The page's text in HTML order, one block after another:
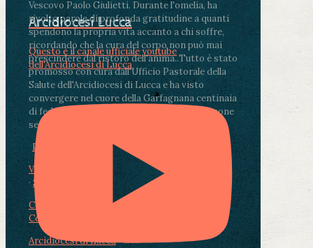
Vescovo Paolo Giulietti. Durante l'omelia, ha
rivolto parole di profonda gratitudine a quanti
spendono la propria vita accanto a chi soffre,
ricordando che la cura del corpo non può mai
prescindere dal ristoro dell'anima..Tutto è stato
promosso con cura dall'Ufficio Pastorale della
Salute dell'Arcidiocesi di Lucca e ha visto
convergere nel cuore della Garfagnana centinaia
di fedeli, operatori sanitari, volontari e persone
segnate dalla malattia.
Photo
View on Facebook
· Share
Condividi su Facebook
Condividi su LinkedIn
Arcidiocesi di Lucca
Arcidiocesi Lucca
Questo è il canale ufficiale youtube
dell'Arcidiocesi di Lucca